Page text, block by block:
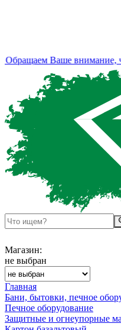
Ваше внимание,
Магазин:
не выбран
Главная
Бани, бытовки, печное
Печное оборудование
Защитные и огнеупорные